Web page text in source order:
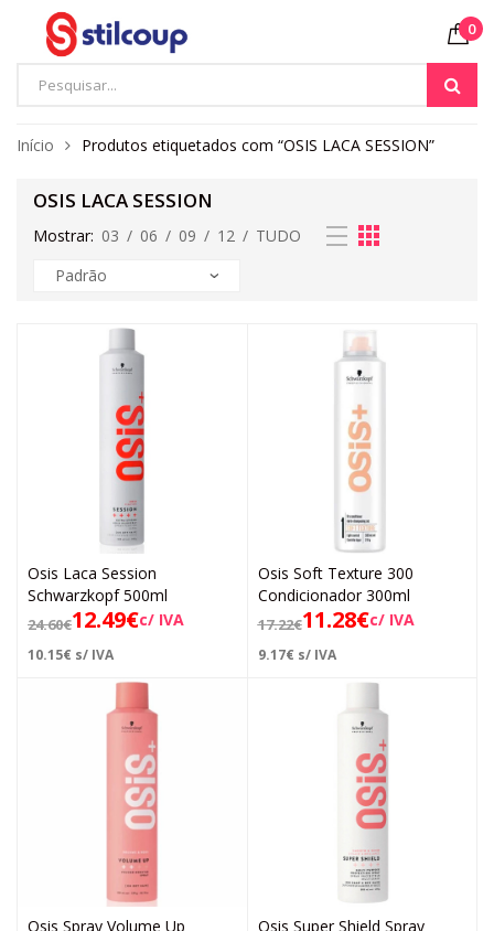
0
Início Produtos etiquetados com “OSIS LACA SESSION”
OSIS LACA SESSION
Mostrar: 03 / 06 / 09 / 12 / TUDO
Osis Laca Session
Schwarzkopf 500ml
24.60€12.49€c/ IVA
10.15€ s/ IVA
Osis Soft Texture 300
Condicionador 300ml
17.22€11.28€c/ IVA
9.17€ s/ IVA
Osis Spray Volume Up
Osis Super Shield Spray